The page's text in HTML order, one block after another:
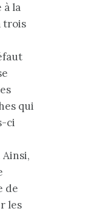
à la
trois
qui
ci
Ainsi,
de
les